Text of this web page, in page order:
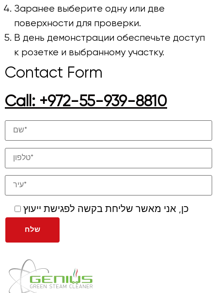
Заранее выберите одну или две
поверхности для проверки.
В день демонстрации обеспечьте доступ
к розетке и выбранному участку.
Contact Form
Call: +972-55-939-8810
כן, אני מאשר שליחת בקשה לפגישת ייעוץ